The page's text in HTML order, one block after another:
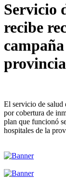
Servicio
recibe
El servicio de salud
por cobertura de
plan que funcionó
hospitales de la